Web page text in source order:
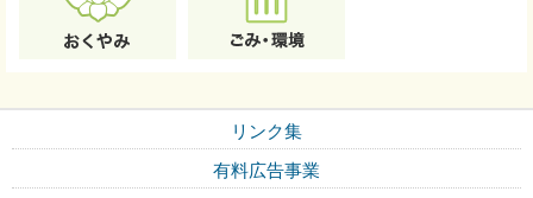
リンク集
有料広告事業